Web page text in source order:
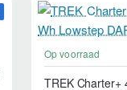
Op voorraad
TREK Charter+